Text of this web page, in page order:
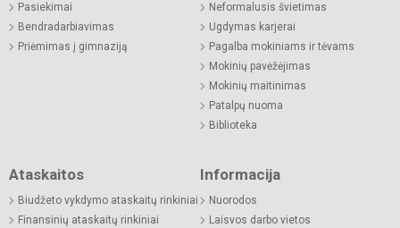
Pasiekimai
Bendradarbiavimas
Priėmimas į gimnaziją
Neformalusis švietimas
Ugdymas karjerai
Pagalba mokiniams ir tėvams
Mokinių pavėžėjimas
Mokinių maitinimas
Patalpų nuoma
Biblioteka
Ataskaitos
Biudžeto vykdymo ataskaitų rinkiniai
Finansinių ataskaitų rinkiniai
Informacija
Nuorodos
Laisvos darbo vietos